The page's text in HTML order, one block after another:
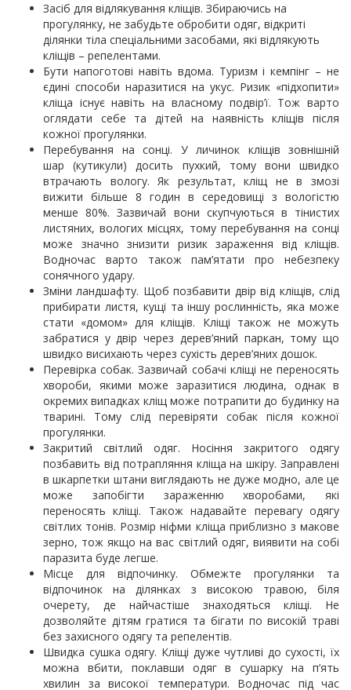
Засіб для відлякування кліщів. Збираючись на
прогулянку, не забудьте обробити одяг, відкриті
ділянки тіла спеціальними засобами, які відлякують
кліщів – репелентами.
Бути напоготові навіть вдома. Туризм і кемпінг – не
єдині способи наразитися на укус. Ризик «підхопити»
кліща існує навіть на власному подвір’ї. Тож варто
оглядати себе та дітей на наявність кліщів після
кожної прогулянки.
Перебування на сонці. У личинок кліщів зовнішній
шар (кутикули) досить пухкий, тому вони швидко
втрачають вологу. Як результат, кліщ не в змозі
вижити більше 8 годин в середовищі з вологістю
менше 80%. Зазвичай вони скупчуються в тінистих
листяних, вологих місцях, тому перебування на сонці
може значно знизити ризик зараження від кліщів.
Водночас варто також пам’ятати про небезпеку
сонячного удару.
Зміни ландшафту. Щоб позбавити двір від кліщів, слід
прибирати листя, кущі та іншу рослинність, яка може
стати «домом» для кліщів. Кліщі також не можуть
забратися у двір через дерев’яний паркан, тому що
швидко висихають через сухість дерев’яних дошок.
Перевірка собак. Зазвичай собачі кліщі не переносять
хвороби, якими може заразитися людина, однак в
окремих випадках кліщ може потрапити до будинку на
тварині. Тому слід перевіряти собак після кожної
прогулянки.
Закритий світлий одяг. Носіння закритого одягу
позбавить від потрапляння кліща на шкіру. Заправлені
в шкарпетки штани виглядають не дуже модно, але це
може запобігти зараженню хворобами, які
переносять кліщі. Також надавайте перевагу одягу
світлих тонів. Розмір ніфми кліща приблизно з макове
зерно, тож якщо на вас світлий одяг, виявити на собі
паразита буде легше.
Місце для відпочинку. Обмежте прогулянки та
відпочинок на ділянках з високою травою, біля
очерету, де найчастіше знаходяться кліщі. Не
дозволяйте дітям гратися та бігати по високій траві
без захисного одягу та репелентів.
Швидка сушка одягу. Кліщі дуже чутливі до сухості, їх
можна вбити, поклавши одяг в сушарку на п’ять
хвилин за високої температури. Водночас під час